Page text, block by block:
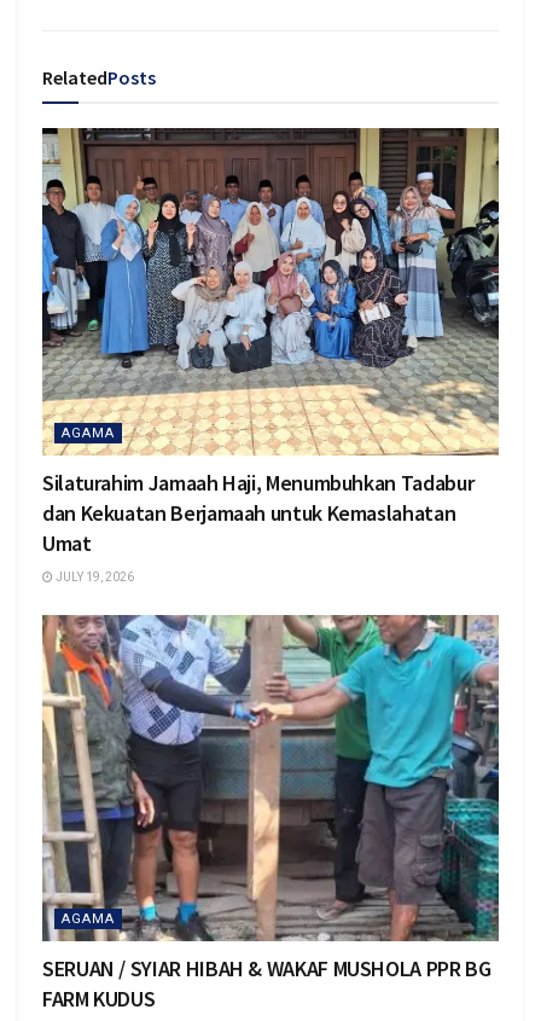
RelatedPosts
AGAMA
Silaturahim Jamaah Haji, Menumbuhkan Tadabur
dan Kekuatan Berjamaah untuk Kemaslahatan
Umat
JULY 19, 2026
AGAMA
SERUAN / SYIAR HIBAH & WAKAF MUSHOLA PPR BG
FARM KUDUS